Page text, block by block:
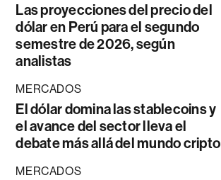
Las proyecciones del precio del
dólar en Perú para el segundo
semestre de 2026, según
analistas
MERCADOS
El dólar domina las stablecoins y
el avance del sector lleva el
debate más allá del mundo cripto
MERCADOS